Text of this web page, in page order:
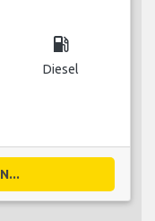
local_gas_station
Diesel